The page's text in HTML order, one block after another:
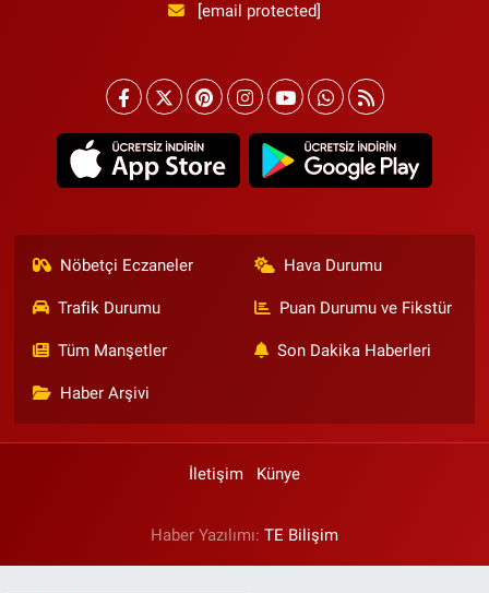
[email protected]
Nöbetçi Eczaneler Hava Durumu
Trafik Durumu Puan Durumu ve Fikstür
Tüm Manşetler Son Dakika Haberleri
Haber Arşivi
İletişim Künye
Haber Yazılımı: TE Bilişim